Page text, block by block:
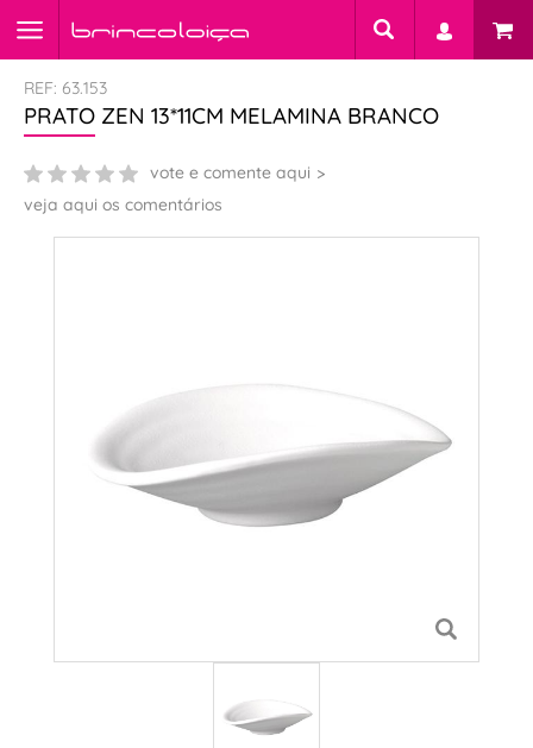
REF: 63.153
PRATO ZEN 13*11CM MELAMINA BRANCO
vote e comente aqui
veja aqui os comentários